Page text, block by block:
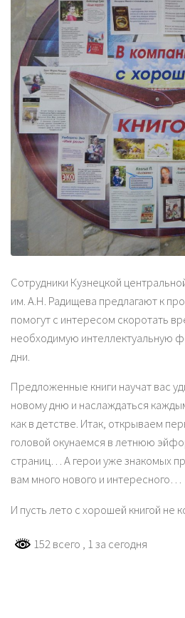
Сотрудники Кузнецкой
им. А.Н. Радищева предлагают к
помогут с интересом скоротать
необходимую интеллектуальную
дни.
Предложенные книги научат вас
новому дню и наслаждаться
как в детстве. Итак, открываем
головой окунаемся в летнюю
страниц… А герои уже знакомых
вам много нового и интересного…
И пусть лето с хорошей книгой не
152 всего , 1 за сегодня